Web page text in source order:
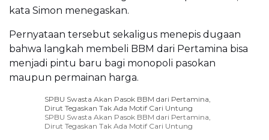
kata Simon menegaskan.
Pernyataan tersebut sekaligus menepis dugaan
bahwa langkah membeli BBM dari Pertamina bisa
menjadi pintu baru bagi monopoli pasokan
maupun permainan harga.
SPBU Swasta Akan Pasok BBM dari Pertamina,
Dirut Tegaskan Tak Ada Motif Cari Untung
SPBU Swasta Akan Pasok BBM dari Pertamina,
Dirut Tegaskan Tak Ada Motif Cari Untung